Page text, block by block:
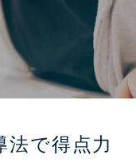
法で得点力